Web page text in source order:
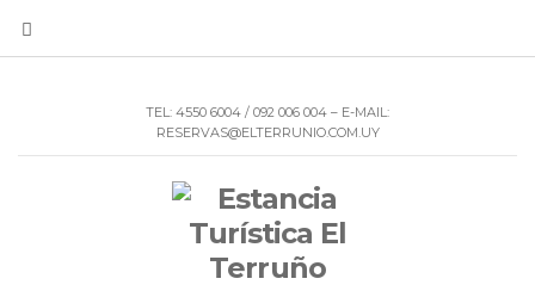
TEL: 4550 6004 / 092 006 004 – E-MAIL:
RESERVAS@ELTERRUNIO.COM.UY